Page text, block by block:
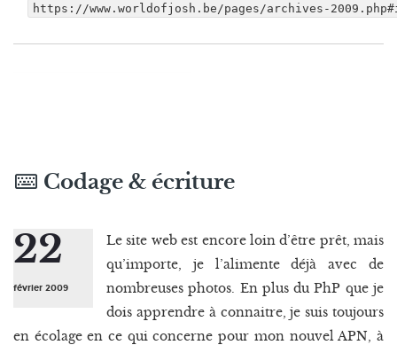
https://www.worldofjosh.be/pages/archives-
Codage & écriture
22
février 2009
Le site web est encore loin d’être prêt, mais
qu’importe, je l’alimente déjà avec de
nombreuses photos. En plus du PhP que je
dois apprendre à connaitre, je suis toujours
en écolage en ce qui concerne pour mon nouvel APN, à